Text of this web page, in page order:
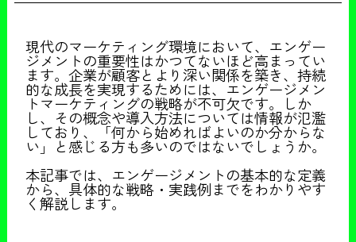
現代のマーケティング環境において、エンゲー
ジメントの重要性はかつてないほど高まってい
ます。企業が顧客とより深い関係を築き、持続
的な成長を実現するためには、エンゲージメン
トマーケティングの戦略が不可欠です。しか
し、その概念や導入方法については情報が氾濫
しており、「何から始めればよいのか分からな
い」と感じる方も多いのではないでしょうか。
本記事では、エンゲージメントの基本的な定義
から、具体的な戦略・実践例までをわかりやす
く解説します。